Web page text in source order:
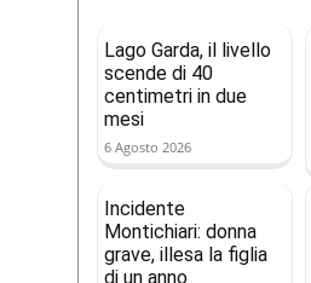
Lago Garda, il livello
scende di 40
centimetri in due
mesi
6 Agosto 2026
Incidente
Montichiari: donna
grave, illesa la figlia
di un anno